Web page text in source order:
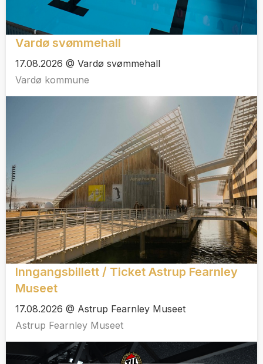
Vardø svømmehall
17.08.2026 @ Vardø svømmehall
Vardø kommune
Inngangsbillett / Ticket Astrup Fearnley
Museet
17.08.2026 @ Astrup Fearnley Museet
Astrup Fearnley Museet